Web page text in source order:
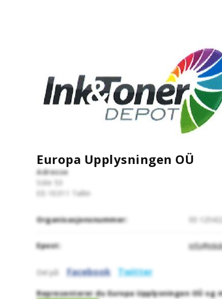
Europa Upplysningen OÜ
Adresse
Söle 53
EE-10311
Tallin
Organisasjonsnummer: EE-
Epost:
Del på: Facebook Twitter
Representerer du Europa Upplysningen OÜ